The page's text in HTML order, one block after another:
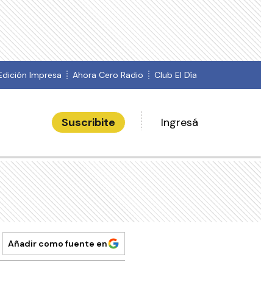
Impresa Ahora Cero Radio Club El Día
Suscribite Ingresá
Añadir como fuente en